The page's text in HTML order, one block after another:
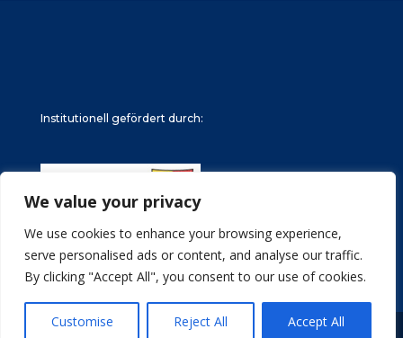
We value your privacy
We use cookies to enhance your browsing experience,
serve personalised ads or content, and analyse our traffic.
By clicking "Accept All", you consent to our use of cookies.
Customise Reject All Accept All
Institutionell gefördert durch: